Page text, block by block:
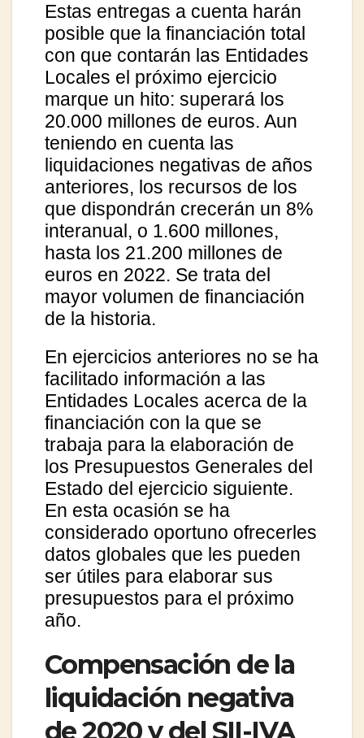
Estas entregas a cuenta harán
posible que la financiación total
con que contarán las Entidades
Locales el próximo ejercicio
marque un hito: superará los
20.000 millones de euros. Aun
teniendo en cuenta las
liquidaciones negativas de años
anteriores, los recursos de los
que dispondrán crecerán un 8%
interanual, o 1.600 millones,
hasta los 21.200 millones de
euros en 2022. Se trata del
mayor volumen de financiación
de la historia.
En ejercicios anteriores no se ha
facilitado información a las
Entidades Locales acerca de la
financiación con la que se
trabaja para la elaboración de
los Presupuestos Generales del
Estado del ejercicio siguiente.
En esta ocasión se ha
considerado oportuno ofrecerles
datos globales que les pueden
ser útiles para elaborar sus
presupuestos para el próximo
año.
Compensación de la
liquidación negativa
de 2020 y del SII-IVA